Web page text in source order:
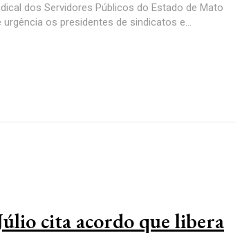
dos Servidores Públicos do Estado de Mato
os presidentes de sindicatos e...
cita acordo que libera